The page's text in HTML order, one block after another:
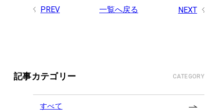
記事カテゴリー CATEGORY
すべて
PREV 一覧へ戻る NEXT